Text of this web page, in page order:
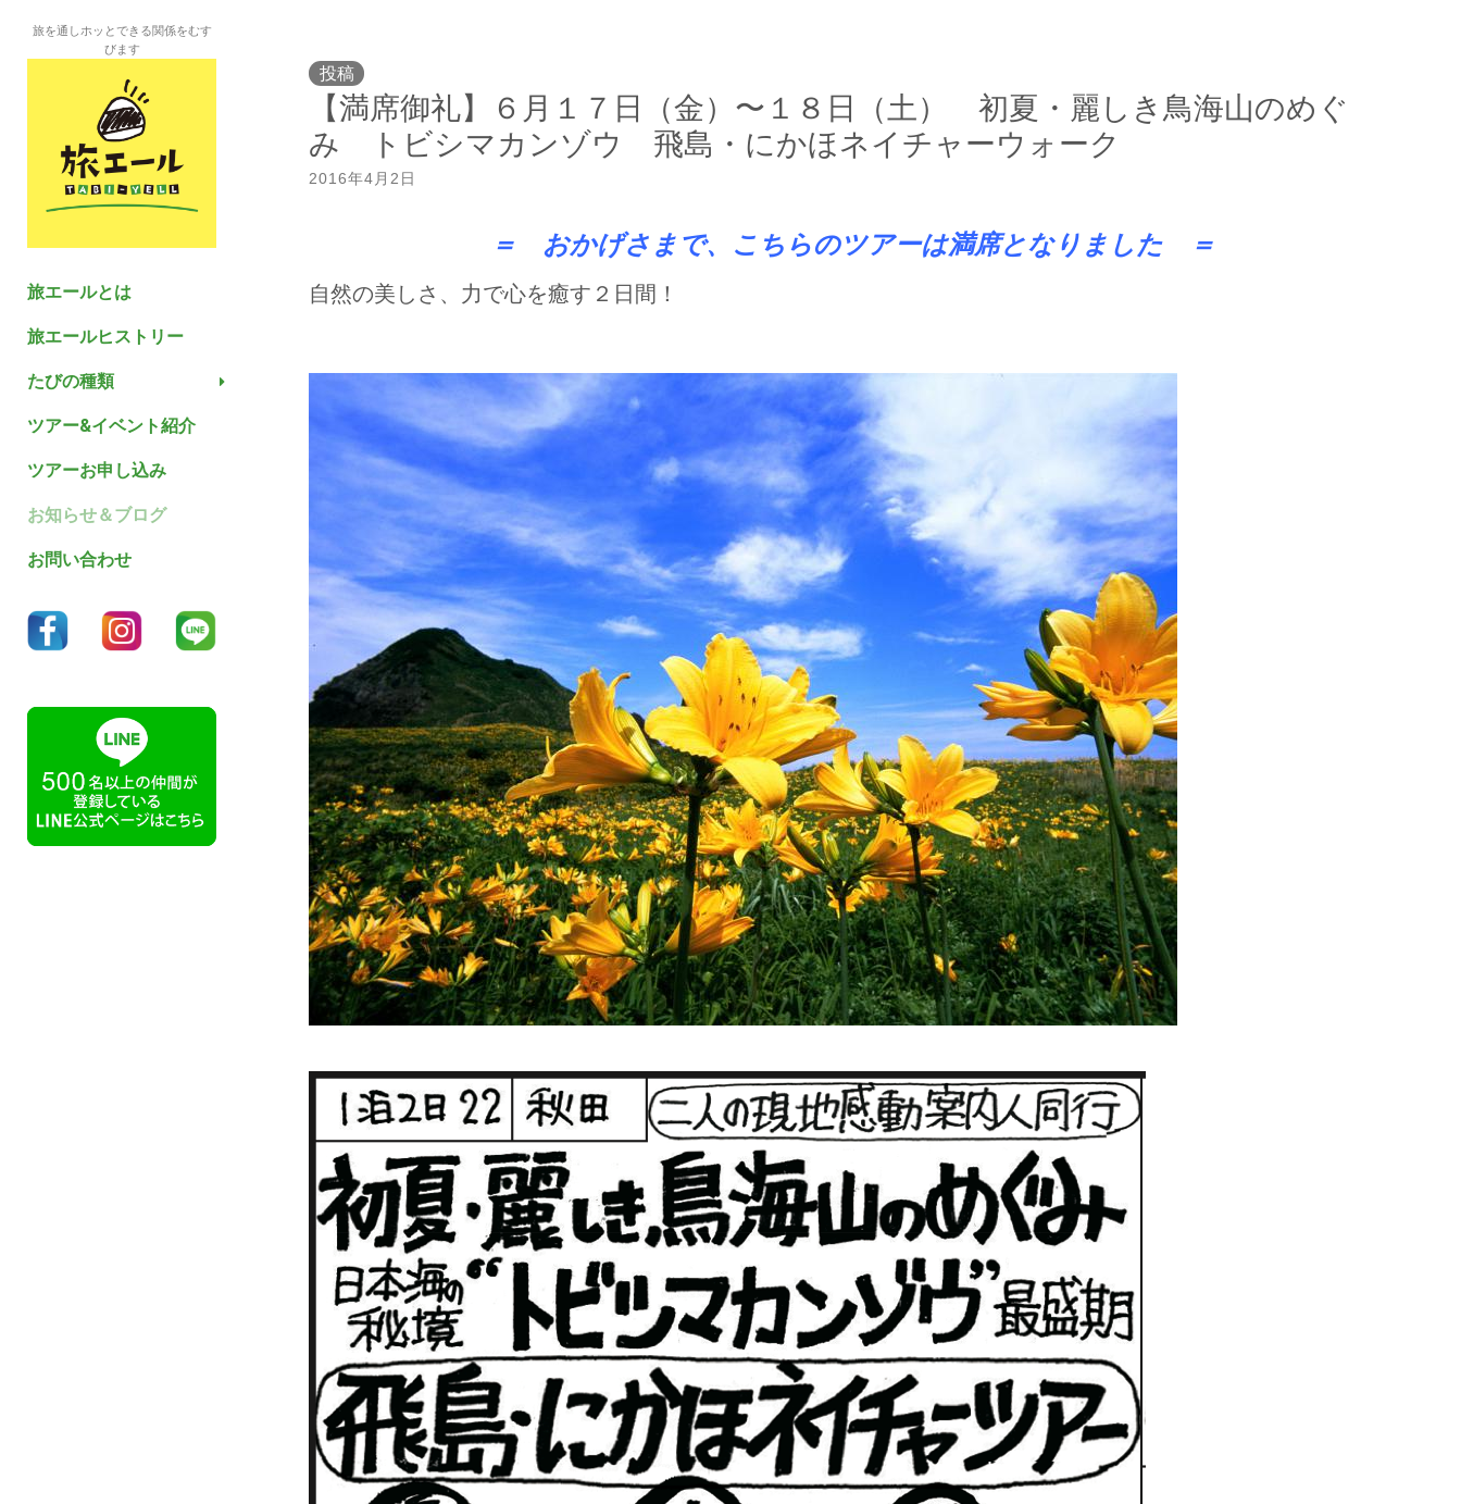
旅を通しホッとできる関係をむす
びます
旅エールとは
旅エールヒストリー
たびの種類
ツアー&イベント紹介
ツアーお申し込み
お知らせ＆ブログ
お問い合わせ
投稿
【満席御礼】６月１７日（金）〜１８日（土） 初夏・麗しき鳥海山のめぐ
み トビシマカンゾウ 飛島・にかほネイチャーウォーク
2016年4月2日
＝ おかげさまで、こちらのツアーは満席となりました ＝
自然の美しさ、力で心を癒す２日間！